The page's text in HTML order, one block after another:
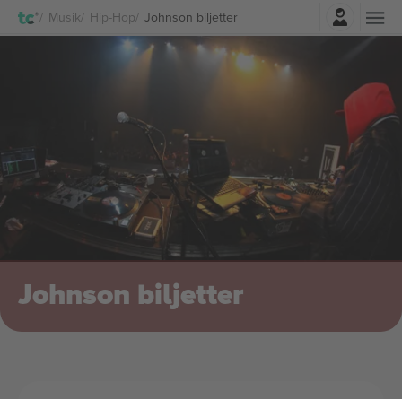
Musik Hip-Hop Johnson biljetterLogga in
Johnson biljetter